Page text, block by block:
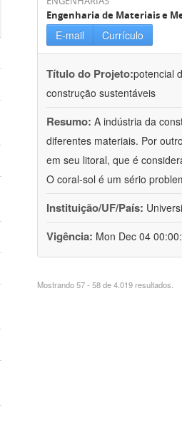
Engenharia de Materiais e
E-mail Currículo
Título do Projeto:potencial
construção sustentáveis
Resumo: A indústria da
diferentes materiais. Por
em seu litoral, que é
O coral-sol é um sério
Instituição/UF/País:
Vigência: Mon Dec 04
Mostrando 57 - 58 de 4.019 resultados.